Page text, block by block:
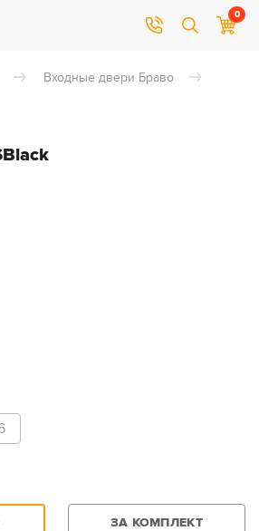
0
Входные двери Браво
ЗА КОМПЛЕКТ